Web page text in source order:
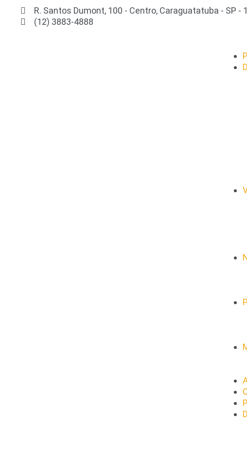
R. Santos Dumont, 100 - Centro, Caraguatatuba - SP -
(12) 3883-4888